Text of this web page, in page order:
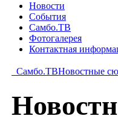
Новости
События
Самбо.ТВ
Фотогалерея
Контактная
Самбо.ТВНовостные